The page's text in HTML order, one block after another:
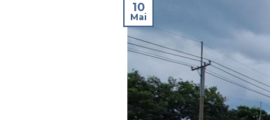
10
Mai